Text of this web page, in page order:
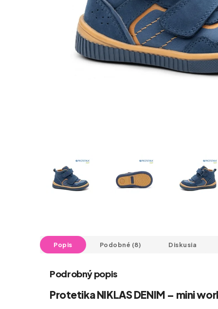
Popis Podobné (8) Diskusia
Podrobný popis
Protetika NIKLAS DENIM – mini